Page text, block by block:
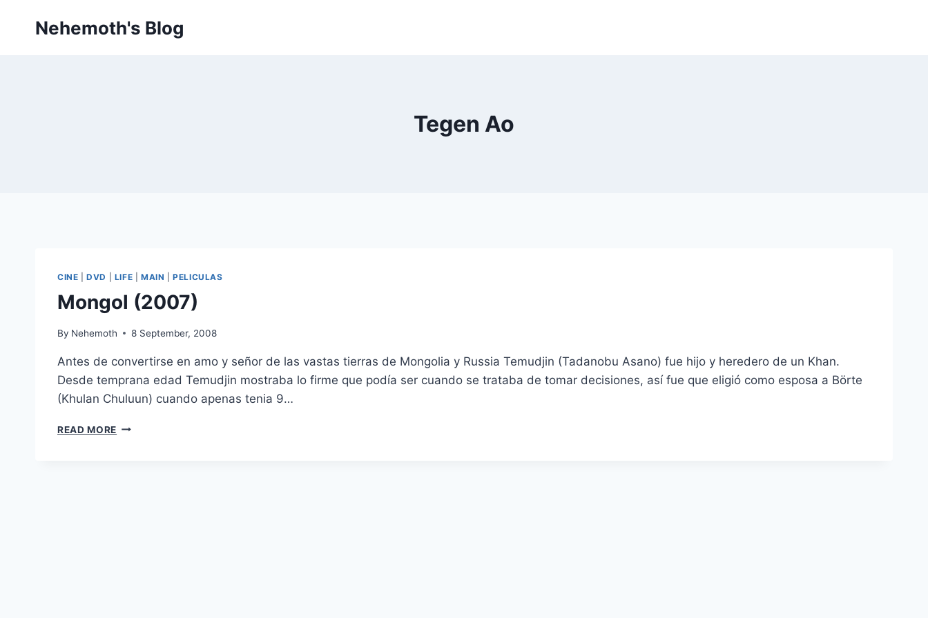
Nehemoth's Blog
Tegen Ao
CINE |DVD LIFE MAIN |PELICULAS
Mongol (2007)
By Nehemoth 8 September, 2008
Antes de convertirse en amo y señor de las vastas tierras de Mongolia y Russia Temudjin (Tadanobu Asano) fue hijo y heredero de un Khan.
Desde temprana edad Temudjin mostraba lo firme que podía ser cuando se trataba de tomar decisiones, así fue que eligió como esposa a Börte
(Khulan Chuluun) cuando apenas tenia 9…
READ MORE MONGOL